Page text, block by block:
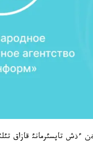
ءذش تاپسئرمانئ قازاق